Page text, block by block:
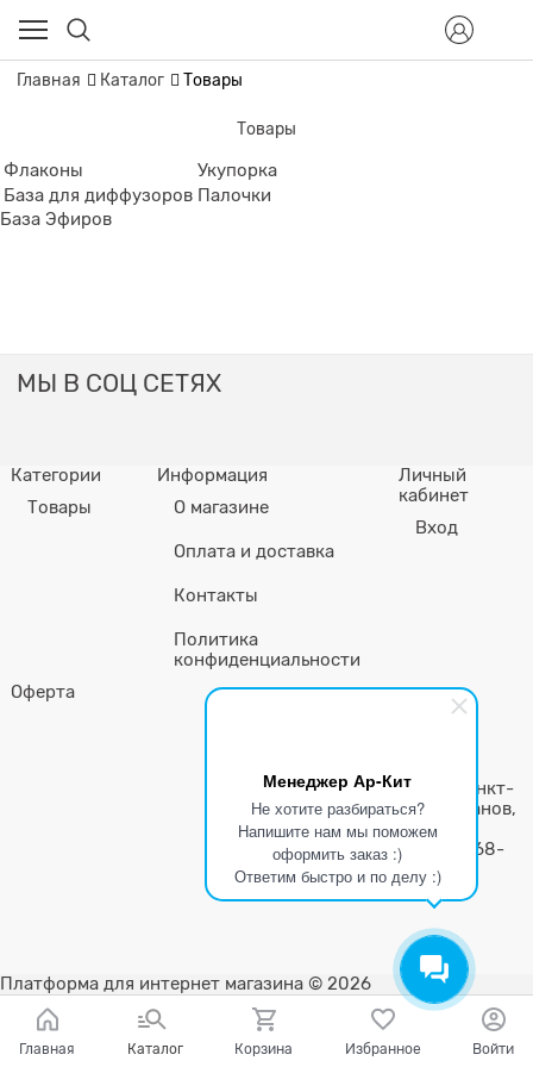
Менеджер Ар-Кит
Не хотите разбираться?
Напишите нам мы поможем
оформить заказ :)
Ответим быстро и по делу :)
Главная Каталог Товары
Товары
Флаконы
Укупорка
База для диффузоров Палочки
База Эфиров
МЫ В СОЦ СЕТЯХ
Категории
Товары
Информация
О магазине
Оплата и доставка
Контакты
Политика
конфиденциальности
Личный
кабинет
Вход
Оферта
ООО «ЕвроОптТорг»
Юр. Адрес: 198215 г. Санкт-
Петербург, пр-т Ветеранов,
д.55, лит.А, пом.21-н
Телефон: +7 (499) 325-68-
67
Платформа для интернет магазина © 2026
Главная Каталог Корзина Избранное Войти